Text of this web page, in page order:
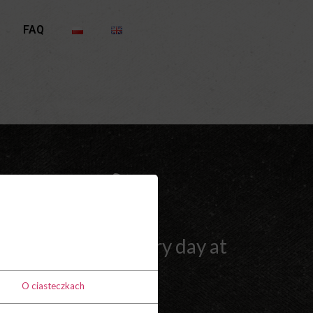
FAQ
beer of the day every day at
10 PLN
O ciasteczkach